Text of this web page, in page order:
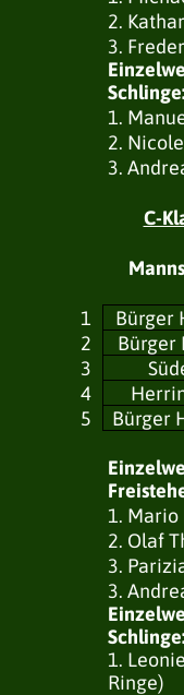
2.
3.
1.
2.
3.
C-
1
Bürger
2
Bürger
3
4
5
Bürger
1. Mario
2. Olaf
3.
3.
1.
Ringe)